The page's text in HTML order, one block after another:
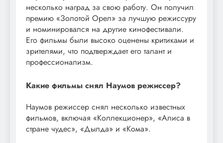
несколько наград за свою работу. Он получил
премию «Золотой Орел» за лучшую режиссуру
и номинировался на другие кинофестивали.
Его фильмы были высоко оценены критиками и
зрителями, что подтверждает его талант и
профессионализм.
Какие фильмы снял Наумов режиссер?
Наумов режиссер снял несколько известных
фильмов, включая «Коллекционер», «Алиса в
стране чудес», «Дылда» и «Кома».